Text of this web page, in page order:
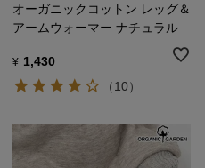
オーガニックコットン レッグ＆
アームウォーマー ナチュラル
¥ 1,430
（10）